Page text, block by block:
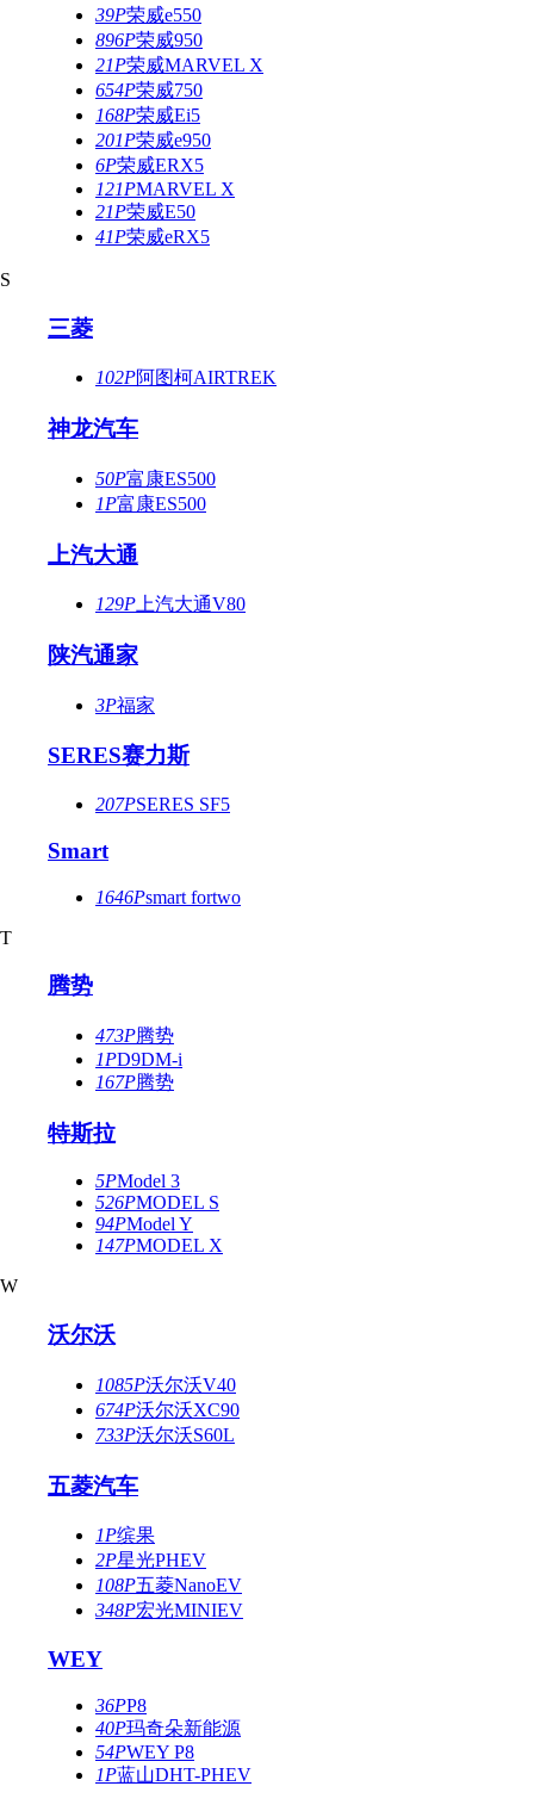
39P荣威e550
896P荣威950
21P荣威MARVEL X
654P荣威750
168P荣威Ei5
201P荣威e950
6P荣威ERX5
121PMARVEL X
21P荣威E50
41P荣威eRX5
S
三菱
102P阿图柯AIRTREK
神龙汽车
50P富康ES500
1P富康ES500
上汽大通
129P 上汽大通V80
陕汽通家
3P福家
SERES赛力斯
207PSERES SF5
Smart
1646Psmart fortwo
T
腾势
473P腾势
1PD9DM-i
167P腾势
特斯拉
5PModel 3
526PMODEL S
94PModel Y
147PMODEL X
W
沃尔沃
1085P沃尔沃V40
674P沃尔沃XC90
733P沃尔沃S60L
五菱汽车
1P缤果
2P星光PHEV
108P五菱NanoEV
348P宏光MINIEV
WEY
36PP8
40P玛奇朵新能源
54PWEY P8
1P蓝山DHT-PHEV